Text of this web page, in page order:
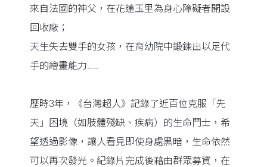
來自法國的神父，在花蓮玉里為身心障礙者開設
回收廠；
天生失去雙手的女孩，在育幼院中鍛鍊出以足代
手的繪畫能力……
歷時3年，《台灣超人》記錄了近百位克服「先
天」困境（如肢體殘缺、疾病）的生命鬥士，希
望透過影像，讓人看見即使身處黑暗，生命依然
可以再次發光。紀錄片完成後藉由群眾募資，在